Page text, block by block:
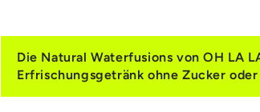
Die Natural Waterfusions von OH LA
Erfrischungsgetränk ohne Zucker